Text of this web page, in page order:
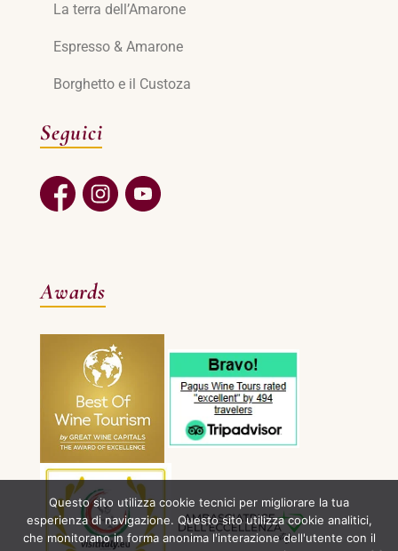
La terra dell’Amarone
Espresso & Amarone
Borghetto e il Custoza
Seguici
Awards
Questo sito utilizza cookie tecnici per migliorare la tua
esperienza di navigazione. Questo sito utilizza cookie analitici,
che monitorano in forma anonima l'interazione dell'utente con il